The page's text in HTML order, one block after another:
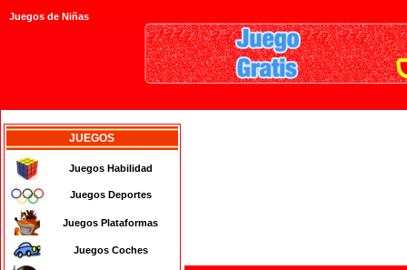
Juegos de Niñas
JUEGOS
Juegos Habilidad
Juegos Deportes
Juegos Plataformas
Juegos Coches